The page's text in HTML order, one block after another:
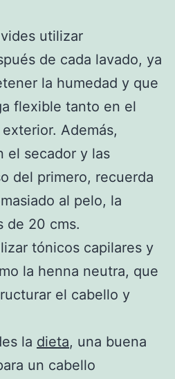
utilizar
de cada lavado, ya
la humedad y que
flexible tanto en el
Además,
el secador y las
del primero, recuerda
al pelo, la
de 20 cms.
tónicos capilares y
la henna neutra, que
el cabello y
la dieta, una buena
un cabello